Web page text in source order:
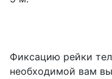
Фиксацию рейки
необходимой вам